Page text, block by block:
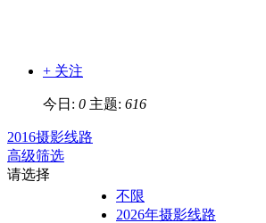
+ 关注
今日: 0 主题: 616
2016摄影线路
高级筛选
请选择
不限
2026年摄影线路